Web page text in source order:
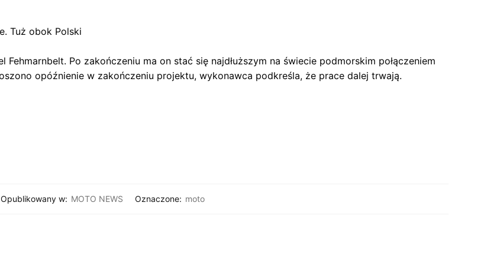
Tuż obok Polski
Po zakończeniu ma on stać się najdłuższym na świecie podmorskim połączeniem
opóźnienie w zakończeniu projektu, wykonawca podkreśla, że prace dalej trwają.
Opublikowany w: MOTO NEWS Oznaczone: moto